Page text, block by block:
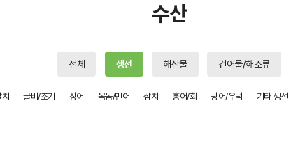
수산
전체 생선 해산물 건어물/해조류
치 굴비/조기 장어 옥돔/민어 삼치 홍어/회 광어/우럭 기타 생선